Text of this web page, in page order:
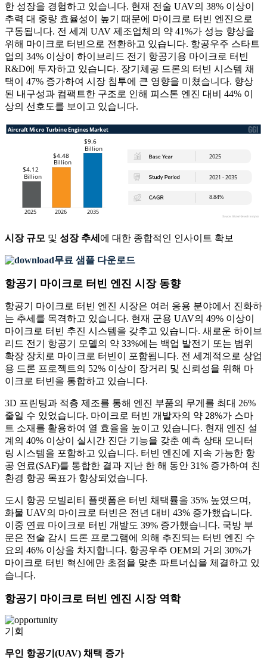
한 성장을 경험하고 있습니다. 현재 전술 UAV의 38% 이상이
추력 대 중량 효율성이 높기 때문에 마이크로 터빈 엔진으로
구동됩니다. 전 세계 UAV 제조업체의 약 41%가 성능 향상을
위해 마이크로 터빈으로 전환하고 있습니다. 항공우주 스타트
업의 34% 이상이 하이브리드 전기 항공기용 마이크로 터빈
R&D에 투자하고 있습니다. 장기체공 드론의 터빈 시스템 채
택이 47% 증가하여 시장 침투에 큰 영향을 미쳤습니다. 향상
된 내구성과 컴팩트한 구조로 인해 피스톤 엔진 대비 44% 이
상의 선호도를 보이고 있습니다.
시장 규모 및 성장 추세 에 대한 종합적인 인사이트 확보
무료 샘플 다운로드
항공기 마이크로 터빈 엔진 시장 동향
항공기 마이크로 터빈 엔진 시장은 여러 응용 분야에서 진화하
는 추세를 목격하고 있습니다. 현재 군용 UAV의 49% 이상이
마이크로 터빈 추진 시스템을 갖추고 있습니다. 새로운 하이브
리드 전기 항공기 모델의 약 33%에는 백업 발전기 또는 범위
확장 장치로 마이크로 터빈이 포함됩니다. 전 세계적으로 상업
용 드론 프로젝트의 52% 이상이 장거리 및 신뢰성을 위해 마
이크로 터빈을 통합하고 있습니다.
3D 프린팅과 적층 제조를 통해 엔진 부품의 무게를 최대 26%
줄일 수 있었습니다. 마이크로 터빈 개발자의 약 28%가 스마
트 소재를 활용하여 열 효율을 높이고 있습니다. 현재 엔진 설
계의 40% 이상이 실시간 진단 기능을 갖춘 예측 상태 모니터
링 시스템을 포함하고 있습니다. 터빈 엔진에 지속 가능한 항
공 연료(SAF)를 통합한 결과 지난 한 해 동안 31% 증가하여 친
환경 항공 목표가 향상되었습니다.
도시 항공 모빌리티 플랫폼은 터빈 채택률을 35% 높였으며,
화물 UAV의 마이크로 터빈은 전년 대비 43% 증가했습니다.
이중 연료 마이크로 터빈 개발도 39% 증가했습니다. 국방 부
문은 전술 감시 드론 프로그램에 의해 추진되는 터빈 엔진 수
요의 46% 이상을 차지합니다. 항공우주 OEM의 거의 30%가
마이크로 터빈 혁신에만 초점을 맞춘 파트너십을 체결하고 있
습니다.
항공기 마이크로 터빈 엔진 시장 역학
기회
무인 항공기(UAV) 채택 증가